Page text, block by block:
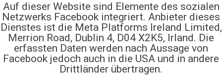
Auf dieser Website sind Elemente des sozialen
Netzwerks Facebook integriert. Anbieter dieses
Dienstes ist die Meta Platforms Ireland Limited,
Merrion Road, Dublin 4, D04 X2K5, Irland. Die
erfassten Daten werden nach Aussage von
Facebook jedoch auch in die USA und in andere
Drittländer übertragen.